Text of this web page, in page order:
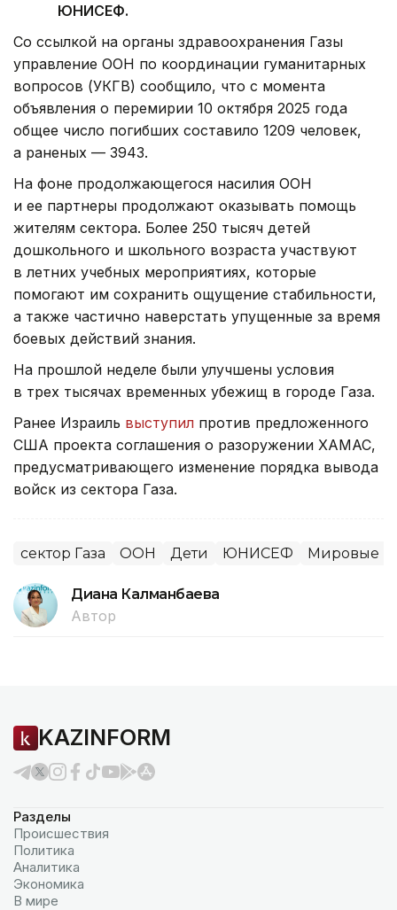
ЮНИСЕФ.
Со ссылкой на органы здравоохранения Газы
управление ООН по координации гуманитарных
вопросов (УКГВ) сообщило, что с момента
объявления о перемирии 10 октября 2025 года
общее число погибших составило 1209 человек,
а раненых — 3943.
На фоне продолжающегося насилия ООН
и ее партнеры продолжают оказывать помощь
жителям сектора. Более 250 тысяч детей
дошкольного и школьного возраста участвуют
в летних учебных мероприятиях, которые
помогают им сохранить ощущение стабильности,
а также частично наверстать упущенные за время
боевых действий знания.
На прошлой неделе были улучшены условия
в трех тысячах временных убежищ в городе Газа.
Ранее Израиль выступил против предложенного
США проекта соглашения о разоружении ХАМАС,
предусматривающего изменение порядка вывода
войск из сектора Газа.
сектор Газа ООН Дети ЮНИСЕФ Мировые
Диана Калманбаева
Автор
KAZINFORM
Разделы
Происшествия
Политика
Аналитика
Экономика
В мире